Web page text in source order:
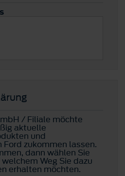
/ Filiale möchte
aktuelle
und
zukommen lassen.
dann wählen Sie
Weg Sie dazu
erhalten möchten.